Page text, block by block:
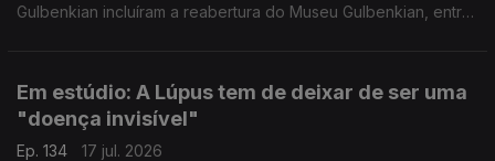
Gulbenkian incluíram a reabertura do Museu Gulbenkian, entre
Em estúdio: A Lúpus tem de deixar de ser uma
"doença invisível"
Ep. 134
17 jul. 2026